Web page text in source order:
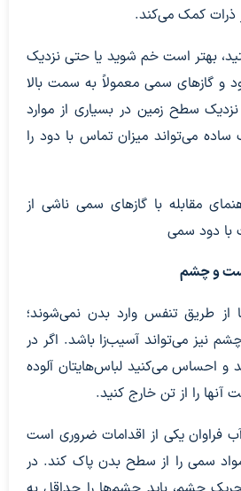
ذرات کمک می‌کند.
بهتر است خم شوید یا حتی نزدیک
و گاز‌های سمی معمولاً به سمت بالا
سطح زمین در بسیاری از موارد
می‌تواند میزان تماس با دود را
مقابله با گاز‌های سمی ناشی از
با دود سمی
و چشم
از طریق تنفس وارد بدن نمی‌شوند؛
نیز می‌تواند آسیب‌زا باشد. اگر در
و احساس می‌کنید لباس‌هایتان آلوده
آنها را از تن خارج کنید.
یکی از اقدامات ضروری است
مواد سمی را از سطح بدن پاک کند. در